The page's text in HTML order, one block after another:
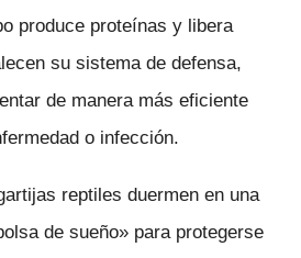
produce proteínas y libera
su sistema de defensa,
de manera más eficiente
o infección.
reptiles duermen en una
de sueño» para protegerse